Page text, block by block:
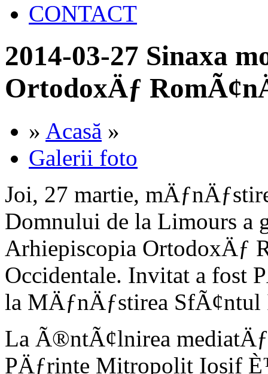
CONTACT
2014-03-27 Sinaxa
OrtodoxÄƒ
» Acasă »
Galerii foto
Joi, 27 martie,
Domnului de la Limours a
Arhiepiscopia OrtodoxÄƒ
Occidentale. Invitat a fost
la MÄƒnÄƒstirea
La Ã®ntÃ¢lnirea
PÄƒrinte Mitropolit Iosif